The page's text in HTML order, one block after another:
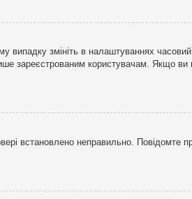
змініть в налаштуваннях
зареєстрованим користувачам. Якщо ви
встановлено неправильно. Повідомте